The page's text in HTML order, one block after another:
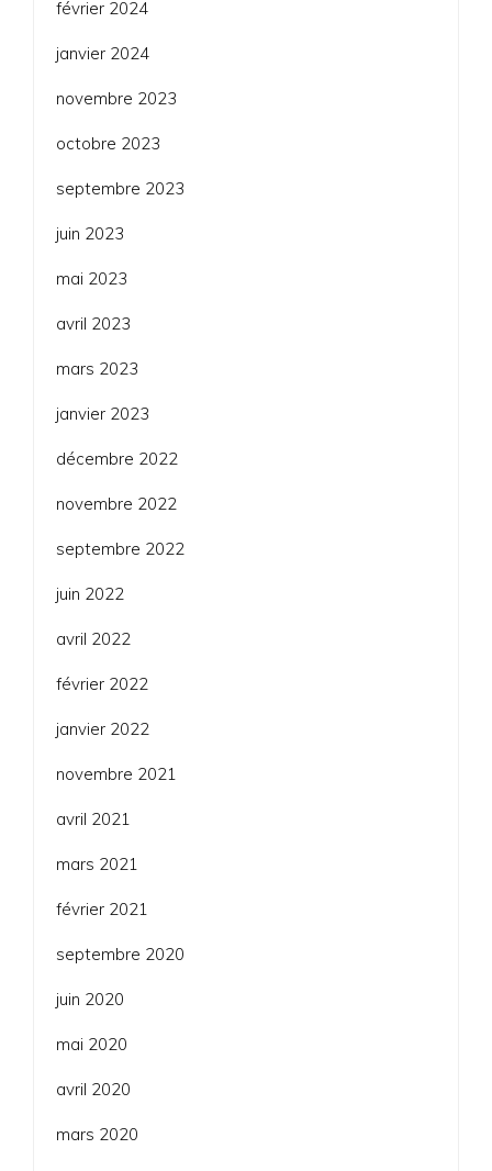
février 2024
janvier 2024
novembre 2023
octobre 2023
septembre 2023
juin 2023
mai 2023
avril 2023
mars 2023
janvier 2023
décembre 2022
novembre 2022
septembre 2022
juin 2022
avril 2022
février 2022
janvier 2022
novembre 2021
avril 2021
mars 2021
février 2021
septembre 2020
juin 2020
mai 2020
avril 2020
mars 2020